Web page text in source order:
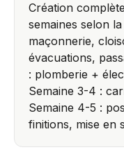
Création
semaines selon
maçonnerie,
évacuations,
: plomberie +
Semaine 3-4 :
Semaine 4-5 :
finitions, mise en